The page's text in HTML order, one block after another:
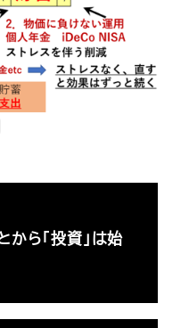
ら「投資」は始